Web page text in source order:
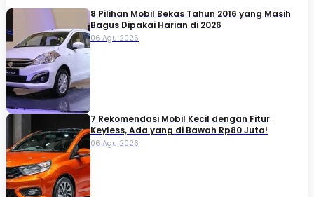
8 Pilihan Mobil Bekas Tahun 2016 yang Masih
Bagus Dipakai Harian di 2026
06 Agu 2026
7 Rekomendasi Mobil Kecil dengan Fitur
Keyless, Ada yang di Bawah Rp80 Juta!
06 Agu 2026